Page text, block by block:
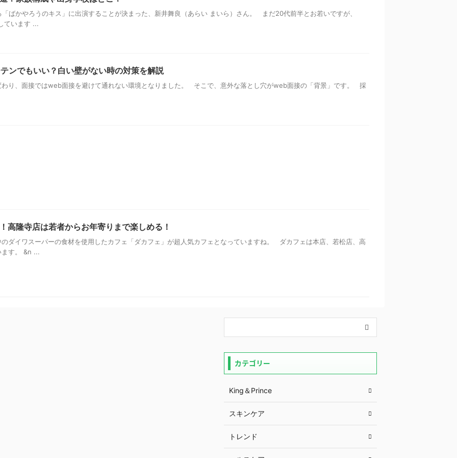
ばかやろうのキス」に出演することが決まった、新井舞良（あらい まいら）さん。 まだ20代前半とお若いですが、
ています ...
ンでもいい？白い壁がない時の対策を解説
わり、面接ではweb面接を避けて通れない環境となりました。 そこで、意外な落とし穴がweb面接の「背景」です。 採
高隆寺店は若者からお年寄りまで楽しめる！
ダイワスーパーの食材を使用したカフェ「ダカフェ」が超人気カフェとなっていますね。 ダカフェは本店、若松店、高
す。 &n ...
カテゴリー
King＆Prince
スキンケア
トレンド